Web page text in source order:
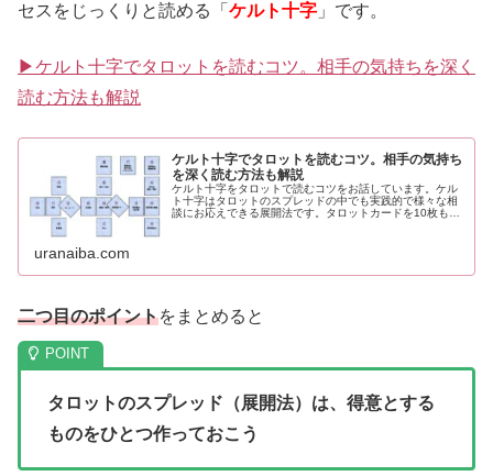
セスをじっくりと読める「 ケルト十字 」です。
▶ケルト十字でタロットを読むコツ。相手の気持ちを深く
読む方法も解説
ケルト十字でタロットを読むコツ。相手の気持ち
を深く読む方法も解説
ケルト十字をタロットで読むコツをお話しています。ケル
ト十字はタロットのスプレッドの中でも実践的で様々な相
談にお応えできる展開法です。タロットカードを10枚もし
uranaiba.com
二つ目のポイントをまとめると
タロットのスプレッド（展開法）は、得意とする
ものをひとつ作っておこう